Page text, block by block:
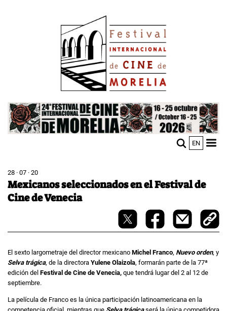
Image
EN
28 · 07 · 20
Mexicanos seleccionados en el Festival de
Cine de Venecia
El sexto largometraje del director mexicano Michel Franco, Nuevo orden, y
Selva trágica, de la directora Yulene Olaizola, formarán parte de la 77ª
edición del Festival de Cine de Venecia, que tendrá lugar del 2 al 12 de
septiembre.
La película de Franco es la única participación latinoamericana en la